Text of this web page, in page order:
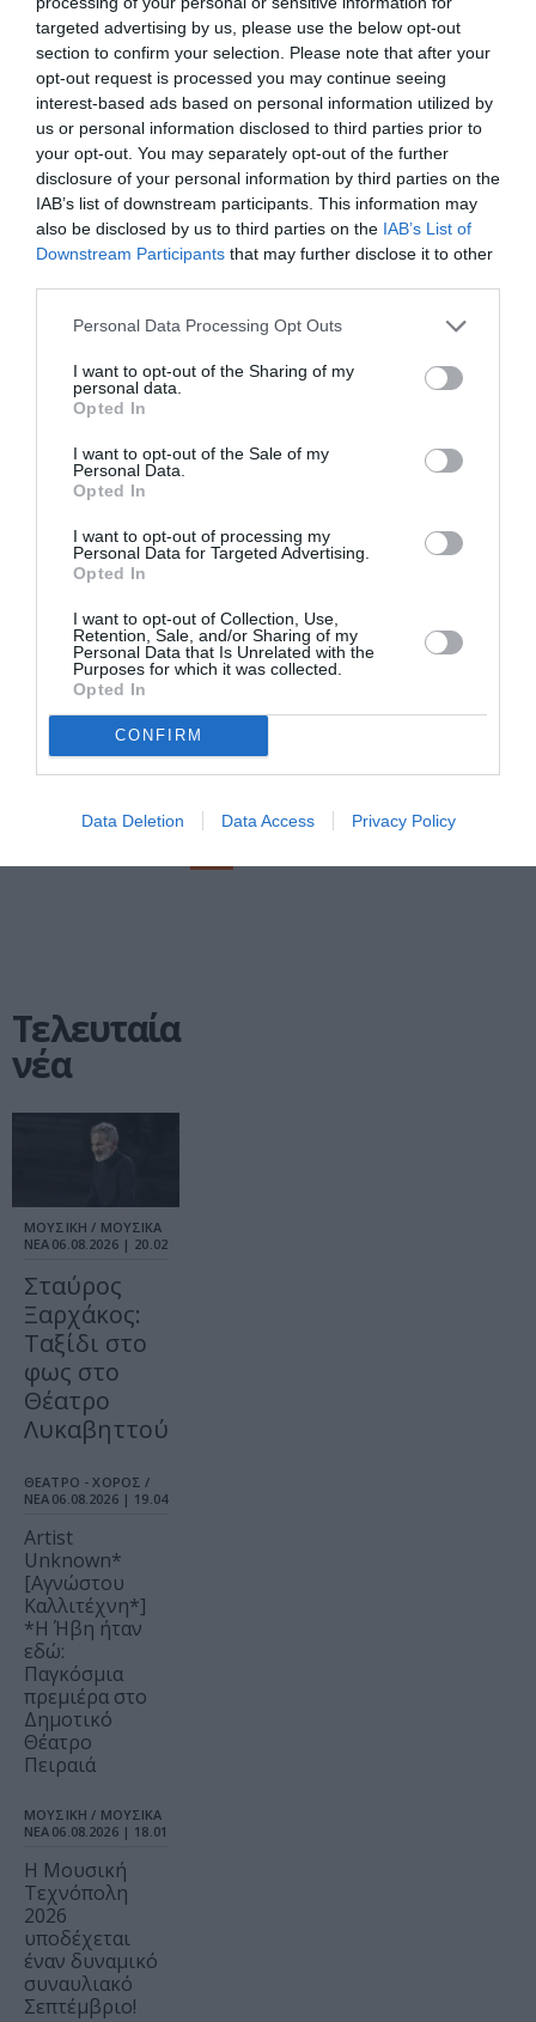
targeted advertising by us, please use the below opt-out
section to confirm your selection. Please note that after your
opt-out request is processed you may continue seeing
interest-based ads based on personal information utilized by
us or personal information disclosed to third parties prior to
your opt-out. You may separately opt-out of the further
disclosure of your personal information by third parties on the
IAB’s list of downstream participants. This information may
also be disclosed by us to third parties on the IAB’s List of
Downstream Participants that may further disclose it to other
Personal Data Processing Opt Outs
I want to opt-out of the Sharing of my
personal data.
Opted In
I want to opt-out of the Sale of my
Personal Data.
Opted In
I want to opt-out of processing my
Personal Data for Targeted Advertising.
Opted In
I want to opt-out of Collection, Use,
Retention, Sale, and/or Sharing of my
Personal Data that Is Unrelated with the
Purposes for which it was collected.
Opted In
CONFIRM
Data Deletion Data Access Privacy Policy
Ομαδική
εικαστική
έκθεση
ΤΕΧΝΕΣ / ΝΕΑ
Εκδρομή στην
πόλη: Ομαδική
έκθεση στο
«σχεδία home»
ΤΕΧΝΕΣ / ΝΕΑ
Δέκα Χρόνια
Πορείας – 18
Επετειακή
έκθεση στη
γκαλερί Άλμα
Νέα από το
ατελιέ –
Επιβεβαιώνοντας
Ζουμπουλάκη
Τελευταία
νέα
ΜΟΥΣΙΚΗ / ΜΟΥΣΙΚΑ
ΝΕΑ 06.08.2026 | 20.02
Σταύρος
Ξαρχάκος:
Ταξίδι στο
φως στο
Θέατρο
Λυκαβηττού
ΘΕΑΤΡΟ - ΧΟΡΟΣ /
ΝΕΑ 06.08.2026 | 19.04
Artist
Unknown*
[Αγνώστου
Καλλιτέχνη*]
*Η Ήβη ήταν
εδώ:
Παγκόσμια
πρεμιέρα στο
Δημοτικό
Θέατρο
Πειραιά
ΜΟΥΣΙΚΗ / ΜΟΥΣΙΚΑ
ΝΕΑ 06.08.2026 | 18.01
Η Μουσική
Τεχνόπολη
2026
υποδέχεται
έναν δυναμικό
συναυλιακό
Σεπτέμβριο!